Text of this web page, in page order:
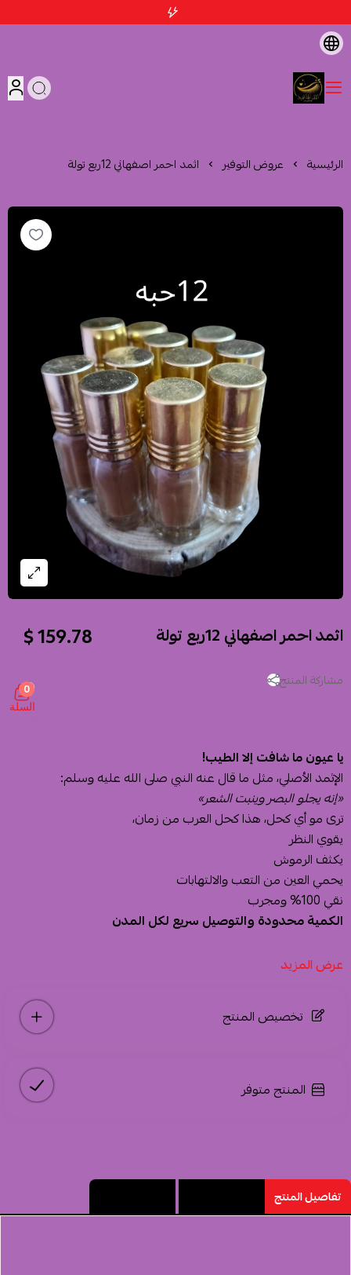
0
السلة
متجر اثمد الهاشمية
الرئيسية عروض التوفير اثمد احمر اصفهاني 12ربع تولة
اثمد احمر اصفهاني 12ربع تولة 159.78 $
مشاركة المنتج
يا عيون ما شافت إلا الطيب!
الإثمد الأصلي، مثل ما قال عنه النبي صلى الله عليه وسلم:
«إنه يجلو البصر وينبت الشعر»
ترى مو أي كحل، هذا كحل العرب من زمان،
يقوي النظر
يكثف الرموش
يحمي العين من التعب والالتهابات
نقي 100% ومجرب
الكمية محدودة والتوصيل سريع لكل المدن
عرض المزيد
تخصيص المنتج
إضافة ملاحظة
المنتج متوفر
تفاصيل المنتج